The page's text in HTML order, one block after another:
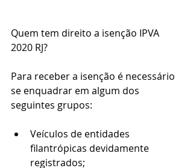
Quem tem direito a isenção IPVA
2020 RJ?
Para receber a isenção é necessário
se enquadrar em algum dos
seguintes grupos:
Veículos de entidades
filantrópicas devidamente
registrados;